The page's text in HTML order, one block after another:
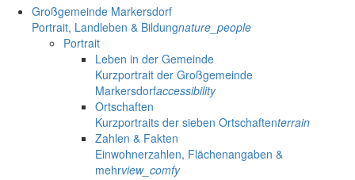
Großgemeinde Markersdorf
Portrait, Landleben & Bildungnature_people
Portrait
Leben in der Gemeinde
Kurzportrait der Großgemeinde
Markersdorfaccessibility
Ortschaften
Kurzportraits der sieben Ortschaftenterrain
Zahlen & Fakten
Einwohnerzahlen, Flächenangaben &
mehrview_comfy